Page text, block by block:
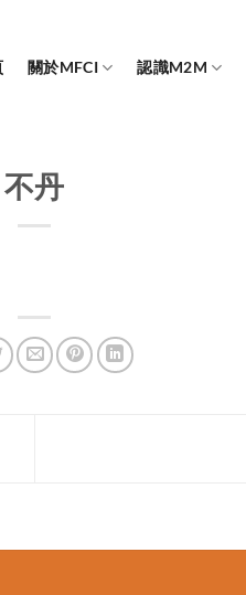
關於MFCI 認識M2M
不丹